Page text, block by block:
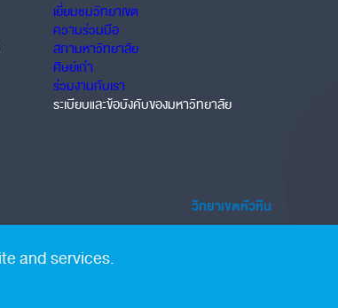
เยี่ยมชมวิทยาเขต
ความร่วมมือ
สภามหาวิทยาลัย
ศิษย์เก่า
ร่วมงานกับเรา
ระเบียบและข้อบังคับของมหาวิทยาลัย
วิทยาเขตหัวหิน